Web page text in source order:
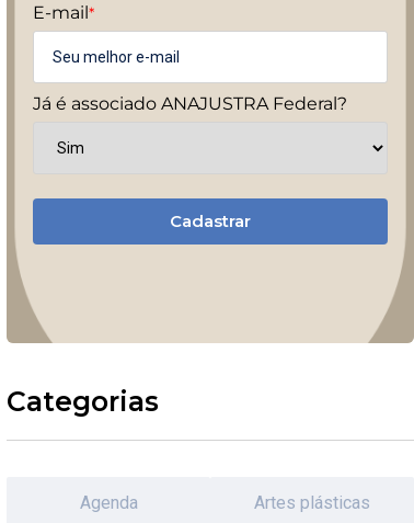
E-mail*
Já é associado ANAJUSTRA Federal?
Cadastrar
Categorias
Agenda Artes plásticas